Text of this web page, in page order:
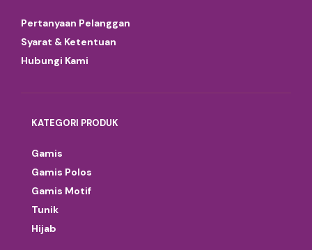
Pertanyaan Pelanggan
Syarat & Ketentuan
Hubungi Kami
KATEGORI PRODUK
Gamis
Gamis Polos
Gamis Motif
Tunik
Hijab